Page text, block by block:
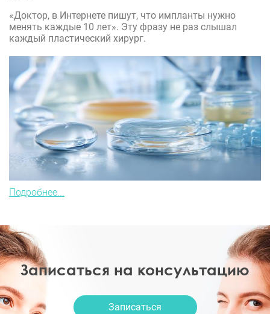
«Доктор, в Интернете пишут, что импланты нужно
менять каждые 10 лет». Эту фразу не раз слышал
каждый пластический хирург.
Подробнее...
Записаться на консультацию
Записаться